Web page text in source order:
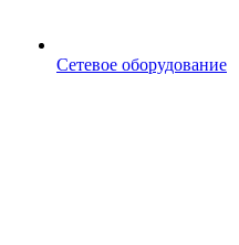
Сетевое оборудование